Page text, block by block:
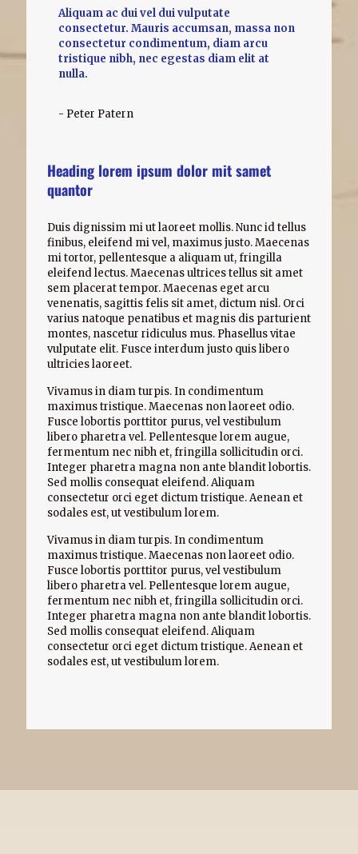
Aliquam ac dui vel dui vulputate
consectetur. Mauris accumsan, massa non
consectetur condimentum, diam arcu
tristique nibh, nec egestas diam elit at
nulla.
- Peter Patern
Heading lorem ipsum dolor mit samet
quantor
Duis dignissim mi ut laoreet mollis. Nunc id tellus
finibus, eleifend mi vel, maximus justo. Maecenas
mi tortor, pellentesque a aliquam ut, fringilla
eleifend lectus. Maecenas ultrices tellus sit amet
sem placerat tempor. Maecenas eget arcu
venenatis, sagittis felis sit amet, dictum nisl. Orci
varius natoque penatibus et magnis dis parturient
montes, nascetur ridiculus mus. Phasellus vitae
vulputate elit. Fusce interdum justo quis libero
ultricies laoreet.
Vivamus in diam turpis. In condimentum
maximus tristique. Maecenas non laoreet odio.
Fusce lobortis porttitor purus, vel vestibulum
libero pharetra vel. Pellentesque lorem augue,
fermentum nec nibh et, fringilla sollicitudin orci.
Integer pharetra magna non ante blandit lobortis.
Sed mollis consequat eleifend. Aliquam
consectetur orci eget dictum tristique. Aenean et
sodales est, ut vestibulum lorem.
Vivamus in diam turpis. In condimentum
maximus tristique. Maecenas non laoreet odio.
Fusce lobortis porttitor purus, vel vestibulum
libero pharetra vel. Pellentesque lorem augue,
fermentum nec nibh et, fringilla sollicitudin orci.
Integer pharetra magna non ante blandit lobortis.
Sed mollis consequat eleifend. Aliquam
consectetur orci eget dictum tristique. Aenean et
sodales est, ut vestibulum lorem.